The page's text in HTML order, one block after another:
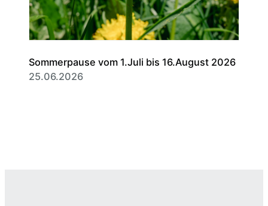
Sommerpause vom 1.Juli bis 16.August 2026
25.06.2026